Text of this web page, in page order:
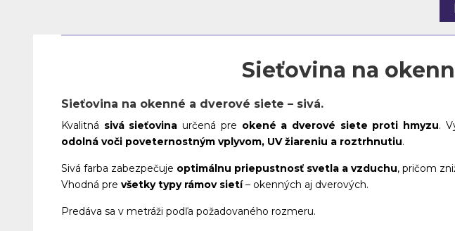
Sieťovina na
Sieťovina na okenné a dverové siete – sivá.
Kvalitná sivá sieťovina určená pre okené a dverové siete proti hmyzu.
odolná voči poveternostným vplyvom, UV žiareniu a roztrhnutiu.
Sivá farba zabezpečuje optimálnu priepustnosť svetla a vzduchu, pričom
Vhodná pre všetky typy rámov sietí– okenných aj dverových.
Predáva sa v metráži podľa požadovaného rozmeru.